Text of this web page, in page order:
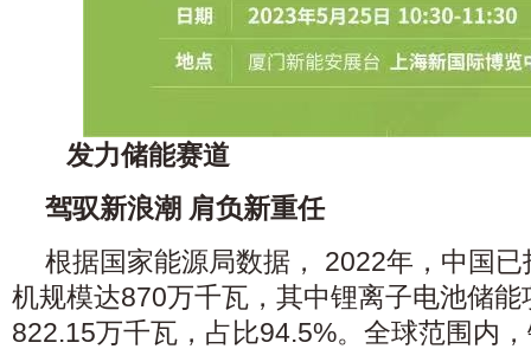
发力储能赛道
驾驭新浪潮 肩负新重任
根据国家能源局数据， 2022年，中国
机规模达870万千瓦，其中锂离子电池储
822.15万千瓦，占比94.5%。全球范围内